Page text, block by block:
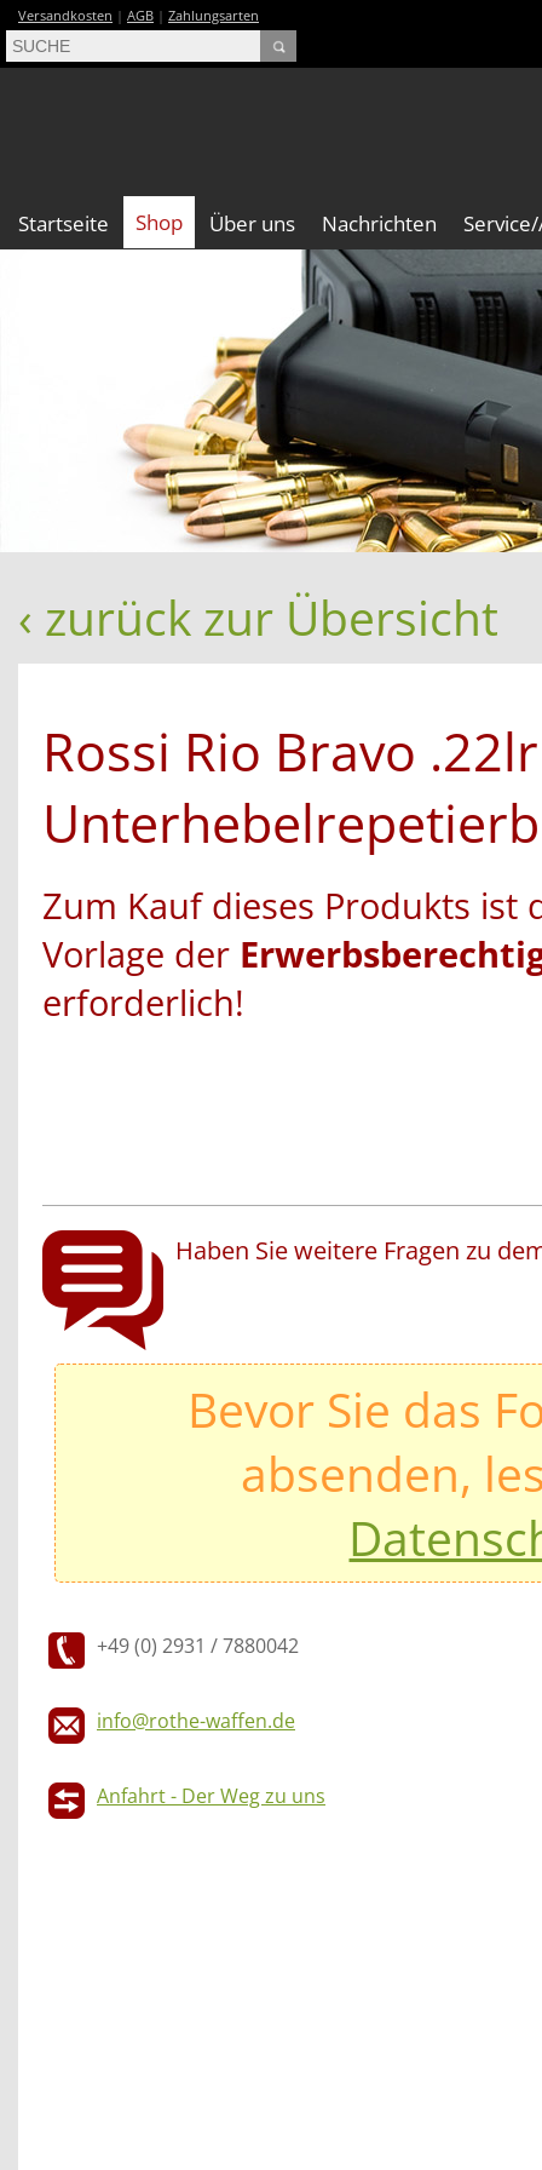
Versandkosten | AGB | Zahlungsarten
Startseite Shop Über uns Nachrichten
‹ zurück zur Übersicht
Rossi Rio Bravo .22lr
Zum Kauf dieses Produkts ist
Vorlage der
erforderlich!
Haben Sie weitere Fragen zu
Bevor Sie das
absenden,
+49 (0) 2931 / 7880042
info@rothe-waffen.de
Anfahrt - Der Weg zu uns